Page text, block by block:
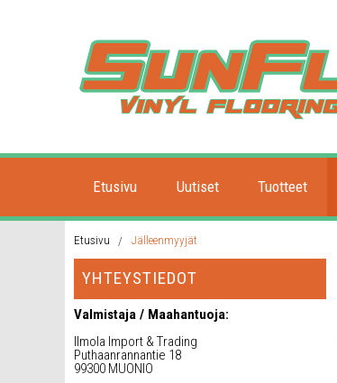
Etusivu Uutiset Tuotteet
Etusivu Jälleenmyyjät
YHTEYSTIEDOT
Valmistaja / Maahantuoja:
Ilmola Import & Trading
Puthaanrannantie 18
99300 MUONIO